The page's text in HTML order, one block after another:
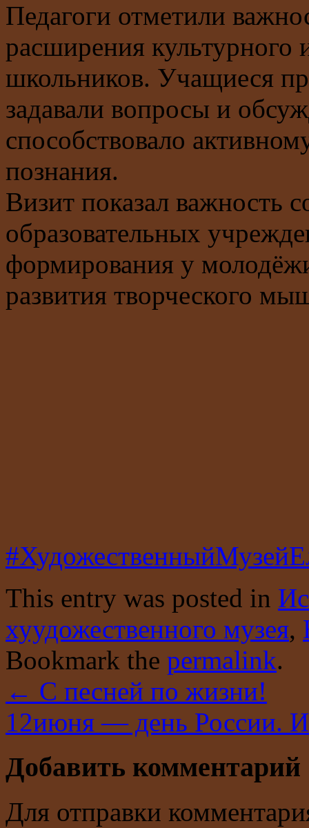
Педагоги отметили
расширения культурного
школьников. Учащиеся
задавали вопросы и
способствовало
познания.
Визит показал важность
образовательных
формирования у
развития творческого
This entry was posted in
хуудожественного музея,
Bookmark the permalink.
← С песней по жизни!
12июня — день России.
Добавить комментарий
Для отправки